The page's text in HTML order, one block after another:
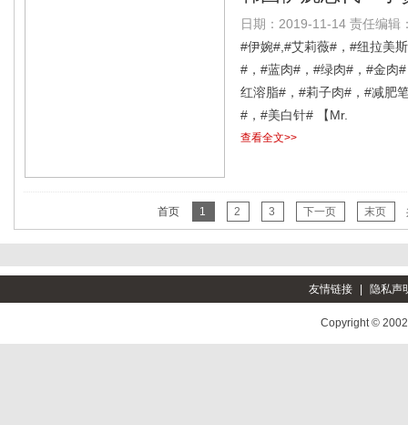
代发
日期：2019-11-14 责任编辑
#伊婉#,#艾莉薇#，#纽拉美
#，#蓝肉#，#绿肉#，#金肉
红溶脂#，#莉子肉#，#减肥
#，#美白针# 【Mr.
查看全文>>
首页 1 2 3 下一页 末页
友情链接 隐私声
Copyright ©